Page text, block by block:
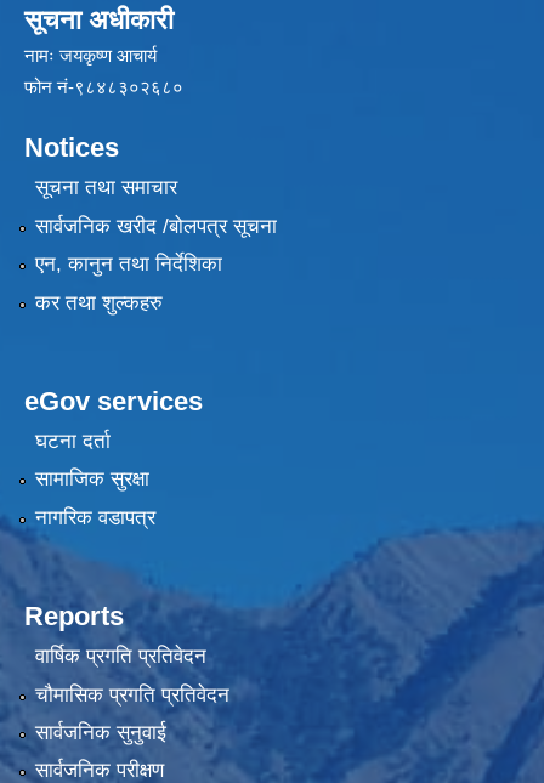
सूचना अधीकारी
नामः जयकृष्ण आचार्य
फोन नं-९८४८३०२६८०
Notices
सूचना तथा समाचार
सार्वजनिक खरीद /बोलपत्र सूचना
एन, कानुन तथा निर्देशिका
कर तथा शुल्कहरु
eGov services
घटना दर्ता
सामाजिक सुरक्षा
नागरिक वडापत्र
Reports
वार्षिक प्रगति प्रतिवेदन
चौमासिक प्रगति प्रतिवेदन
सार्वजनिक सुनुवाई
सार्वजनिक परीक्षण